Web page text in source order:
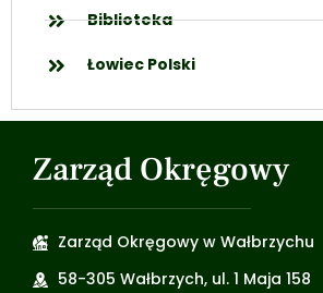
Biblioteka
Łowiec Polski
Zarząd Okręgowy
Zarząd Okręgowy w Wałbrzychu
58-305 Wałbrzych, ul. 1 Maja 158